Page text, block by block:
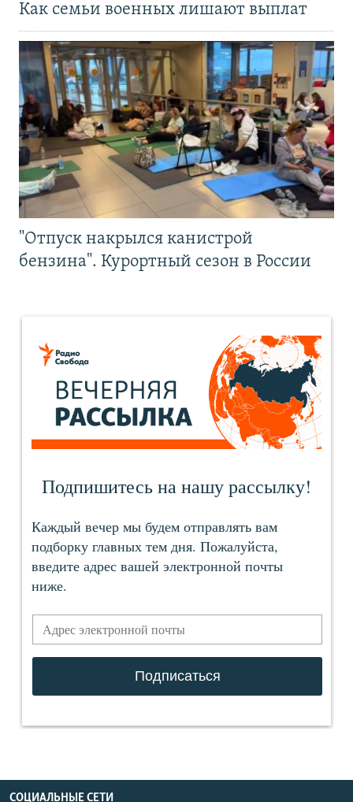
Как семьи военных лишают выплат
"Отпуск накрылся канистрой
бензина". Курортный сезон в России
СОЦИАЛЬНЫЕ СЕТИ